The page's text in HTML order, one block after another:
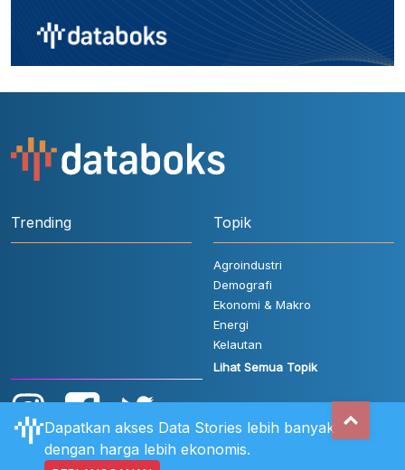
Trending Topik
Agroindustri
Demografi
Ekonomi & Makro
Energi
Kelautan
Lihat Semua Topik
Dapatkan akses Data Stories lebih banyak
dengan harga lebih ekonomis.